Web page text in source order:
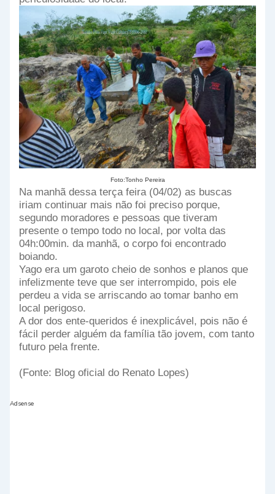
Foto:Tonho Pereira
Na manhã dessa terça feira (04/02) as buscas
iriam continuar mais não foi preciso porque,
segundo moradores e pessoas que tiveram
presente o tempo todo no local, por volta das
04h:00min. da manhã, o corpo foi encontrado
boiando.
Yago era um garoto cheio de sonhos e planos que
infelizmente teve que ser interrompido, pois ele
perdeu a vida se arriscando ao tomar banho em
local perigoso.
A dor dos ente-queridos é inexplicável, pois não é
fácil perder alguém da família tão jovem, com tanto
futuro pela frente.
(Fonte: Blog oficial do Renato Lopes)
Adsense